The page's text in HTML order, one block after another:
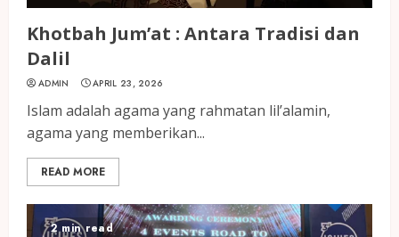
Khotbah Jum’at : Antara Tradisi dan
Dalil
ADMIN APRIL 23, 2026
Islam adalah agama yang rahmatan lil’alamin,
agama yang memberikan...
READ MORE
2 min read